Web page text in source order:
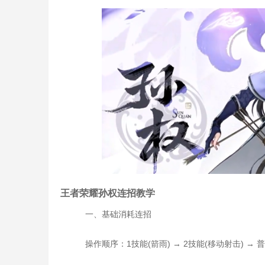
王者荣耀孙权连招教学
一、基础消耗连招
操作顺序：1技能(箭雨) → 2技能(移动射击) →